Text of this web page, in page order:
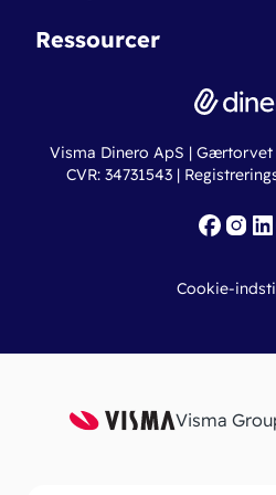
Nye funktioner
Dinero Pro
Erhvervslån
Fakturaskabeloner
Regnskabsordbogen
Online regnskabskurser
Ressourcer
Ny virksomhed
Iværksætterlegat
Visma Dinero ApS | Gærtorvet
CVR: 34731543 |
Cookie-
Visma